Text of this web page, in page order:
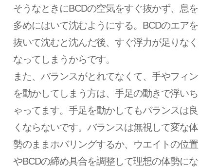
そうなときにBCDの空気をすぐ抜かず、息を
多めにはいて沈むようにする。BCDのエアを
抜いて沈むと沈んだ後、すぐ浮力が足りなく
なってしまうからです。
また、バランスがとれてなくて、手やフィン
を動かしてしまう方は、手足の動きで浮いち
ゃってます。手足を動かしてもバランスは良
くならないです。バランスは無視して変な体
勢のままホバリングするか、ウエイトの位置
やBCDの締め具合を調整して理想の体勢にな